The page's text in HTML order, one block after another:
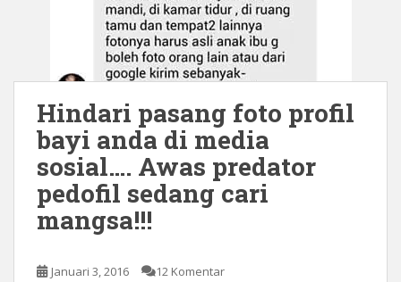
Hindari pasang foto profil
bayi anda di media
sosial…. Awas predator
pedofil sedang cari
mangsa!!!
Januari 3, 2016 12 Komentar